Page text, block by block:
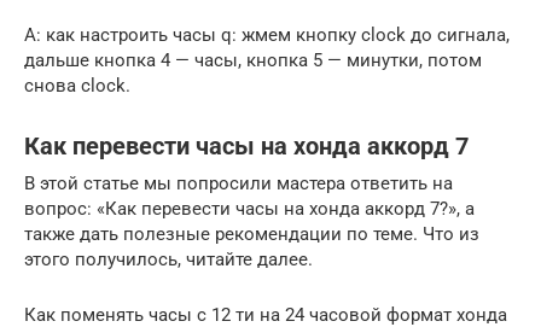
A: как настроить часы q: жмем кнопку clock до сигнала,
дальше кнопка 4 — часы, кнопка 5 — минутки, потом
снова clock.
Как перевести часы на хонда аккорд 7
В этой статье мы попросили мастера ответить на
вопрос: «Как перевести часы на хонда аккорд 7?», а
также дать полезные рекомендации по теме. Что из
этого получилось, читайте далее.
Как поменять часы с 12 ти на 24 часовой формат хонда